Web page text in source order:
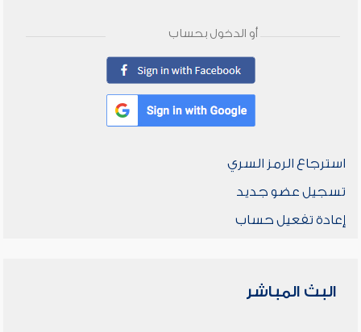
أو الدخول بحساب
استرجاع الرمز السري
تسجيل عضو جديد
إعادة تفعيل حساب
البث المباشر